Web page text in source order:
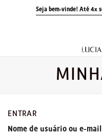
Seja bem-vinde! Até 4x
ENTRAR
Nome de usuário ou e-mail